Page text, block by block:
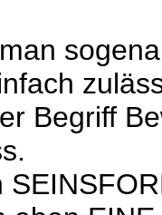
Begriff